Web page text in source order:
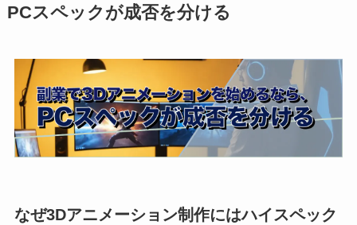
PCスペックが成否を分ける
なぜ3Dアニメーション制作にはハイスペック